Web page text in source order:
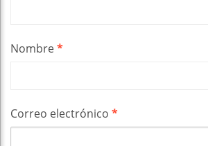
Nombre*
Correo electrónico *